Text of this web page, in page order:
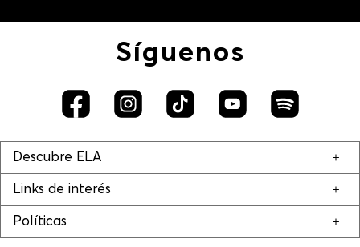
Síguenos
Descubre ELA
Links de interés
Políticas